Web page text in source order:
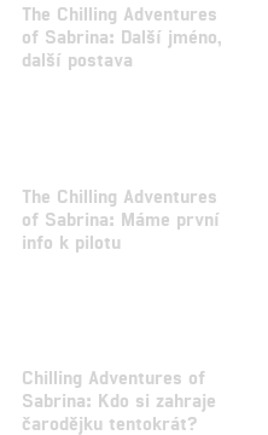
The Chilling Adventures
of Sabrina: Další jméno,
další postava
The Chilling Adventures
of Sabrina: Máme první
info k pilotu
Chilling Adventures of
Sabrina: Kdo si zahraje
čarodějku tentokrát?